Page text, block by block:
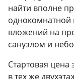
найти вполне
вложений на
санузлом и
Стартовая цена
в тех же